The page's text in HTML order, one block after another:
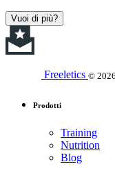
Vuoi di più?
Freeletics ©
Prodotti
Training
Nutrition
Blog